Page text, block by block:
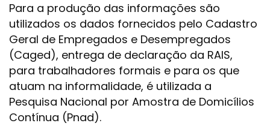
Para a produção das informações são
utilizados os dados fornecidos pelo Cadastro
Geral de Empregados e Desempregados
(Caged), entrega de declaração da RAIS,
para trabalhadores formais e para os que
atuam na informalidade, é utilizada a
Pesquisa Nacional por Amostra de Domicílios
Contínua (Pnad).